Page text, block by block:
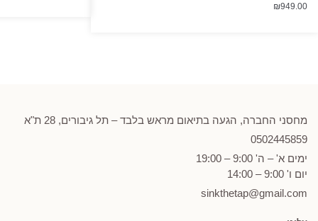
₪949.00
מחסני החברה, הגעה בתיאום מראש בלבד – תל גיבורים, 28 ת"א
0502445859
ימים א' – ה' 9:00 – 19:00
יום ו' 9:00 – 14:00
sinkthetap@gmail.com